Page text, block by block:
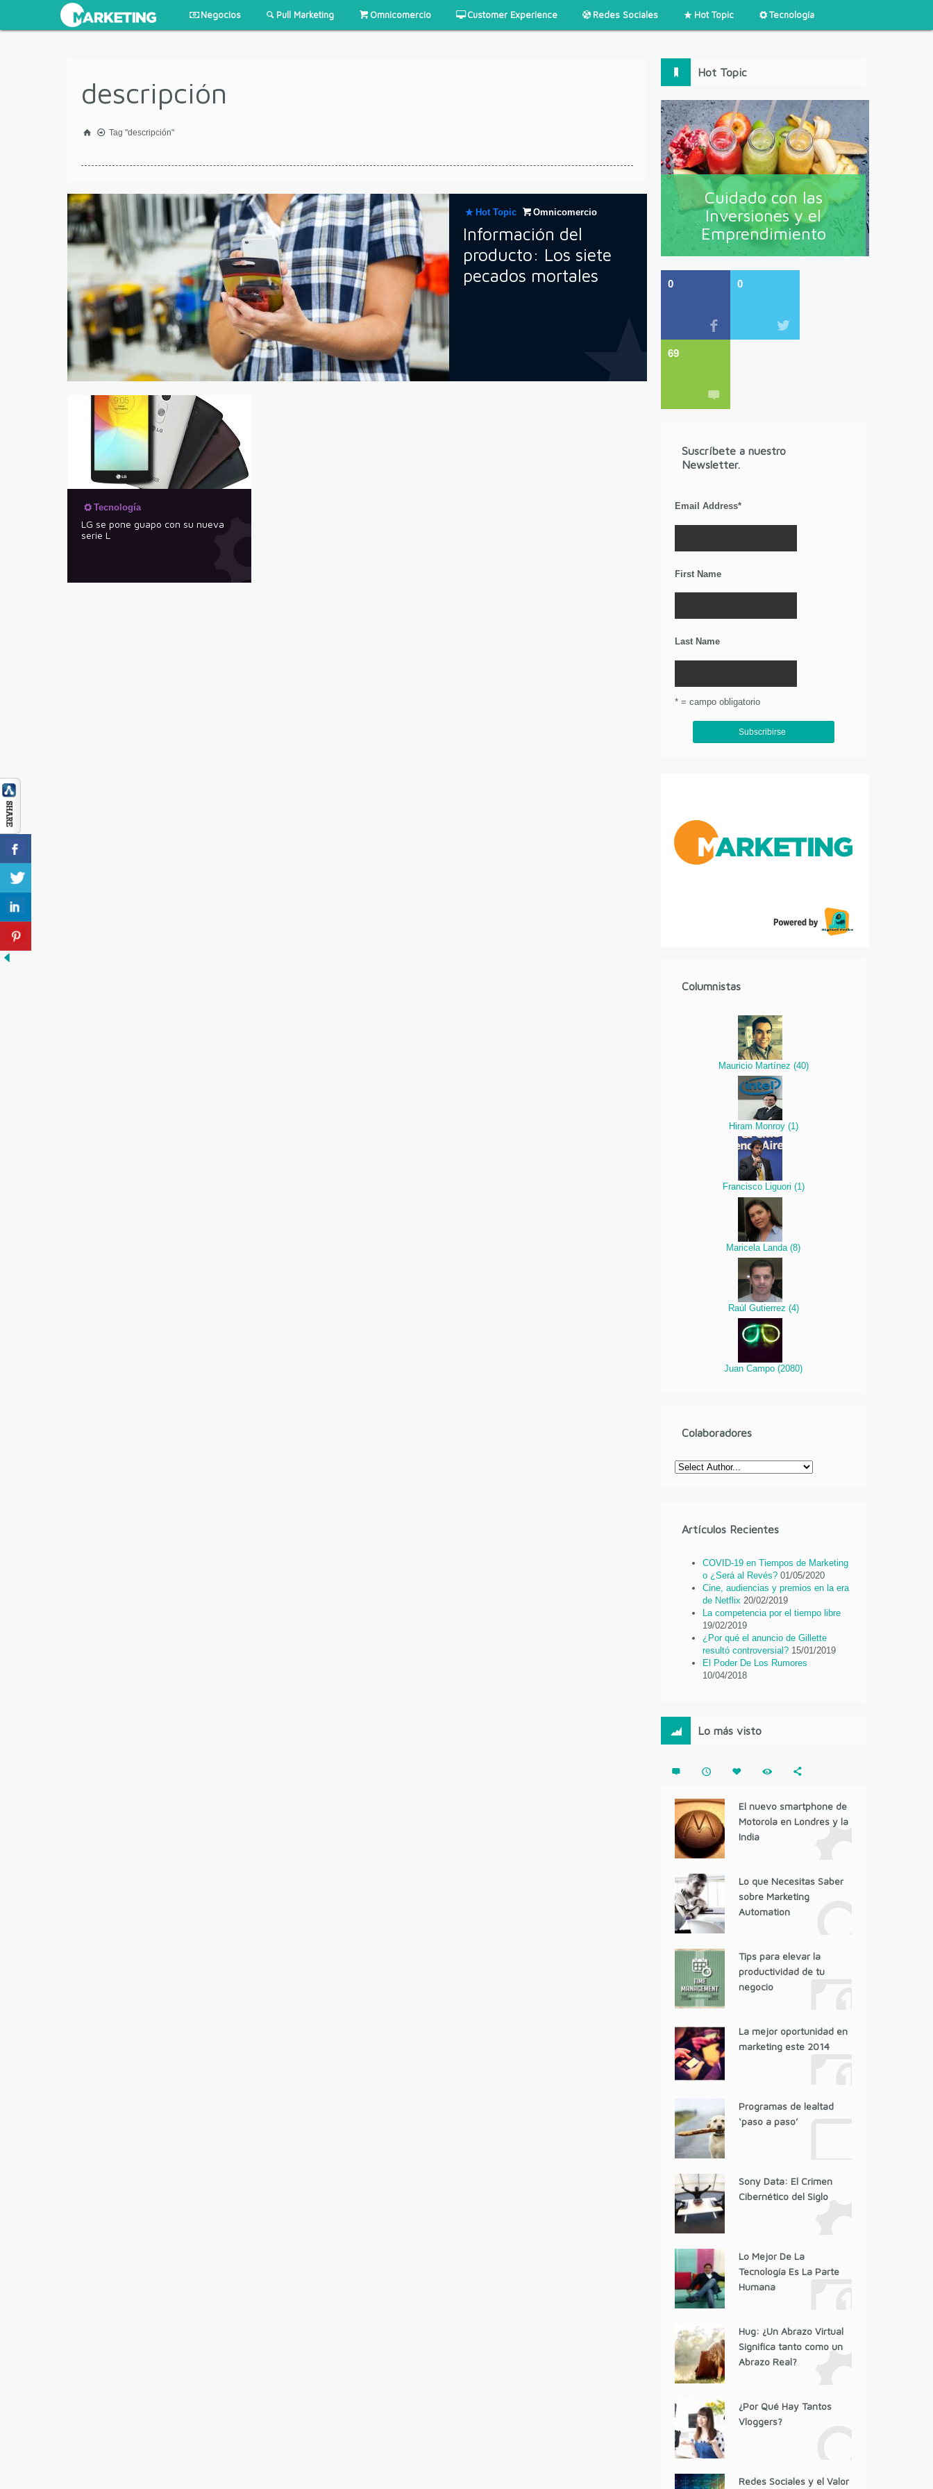
Negocios Pull Marketing Omnicomercio Customer Experience Redes Sociales Hot Topic Tecnología
descripción
Tag "descripción"
Hot Topic Omnicomercio
Información del
producto: Los siete
pecados mortales
Tecnología
LG se pone guapo con su nueva
serie L
Hot Topic
Cuidado con las
Inversiones y el
Emprendimiento
0 0
69
Suscríbete a nuestro
Newsletter.
Email Address*
First Name
Last Name
* = campo obligatorio
Columnistas
Mauricio Martínez (40)
Hiram Monroy (1)
Francisco Liguori (1)
Maricela Landa(8)
Raúl Gutierrez (4)
Juan Campo(2080)
Colaboradores
Artículos Recientes
COVID-19 en Tiempos de Marketing
o ¿Será al Revés? 01/05/2020
Cine, audiencias y premios en la era
de Netflix 20/02/2019
La competencia por el tiempo libre
19/02/2019
¿Por qué el anuncio de Gillette
resultó controversial? 15/01/2019
El Poder De Los Rumores
10/04/2018
Lo más visto
El nuevo smartphone de
Motorola en Londres y la
India
Lo que Necesitas Saber
sobre Marketing
Automation
Tips para elevar la
productividad de tu
negocio
La mejor oportunidad en
marketing este 2014
Programas de lealtad
‘paso a paso’
Sony Data: El Crimen
Cibernético del Siglo
Lo Mejor De La
Tecnología Es La Parte
Humana
Hug: ¿Un Abrazo Virtual
Significa tanto como un
Abrazo Real?
¿Por Qué Hay Tantos
Vloggers?
Redes Sociales y el Valor